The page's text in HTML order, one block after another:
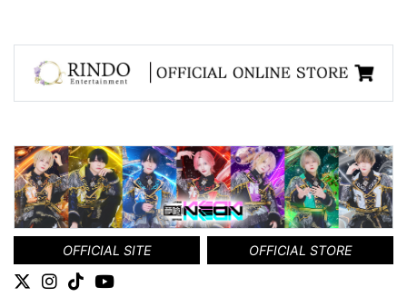
OFFICIAL SITE OFFICIAL STORE